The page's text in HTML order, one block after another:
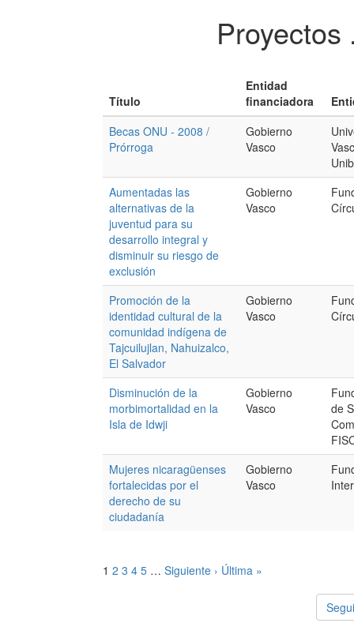
Título
Entidad
financiadora
Becas ONU - 2008 /
Prórroga
Gobierno
Vasco
Aumentadas las
alternativas de la
juventud para su
desarrollo integral y
disminuir su riesgo de
exclusión
Gobierno
Vasco
Promoción de la
identidad cultural de la
comunidad indígena de
Tajcuilujlan, Nahuizalco,
El Salvador
Gobierno
Vasco
Disminución de la
morbimortalidad en la
Isla de Idwji
Gobierno
Vasco
de
Mujeres nicaragüenses
fortalecidas por el
derecho de su
ciudadanía
Gobierno
Vasco
1 2 3 4 5 … Siguiente › Última »